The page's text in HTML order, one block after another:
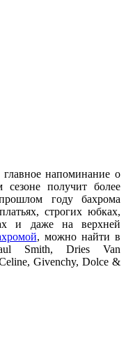
напоминание о
получит более
году бахрома
строгих юбках,
и даже на верхней
, можно найти в
Smith, Dries Van
Givenchy, Dolce &